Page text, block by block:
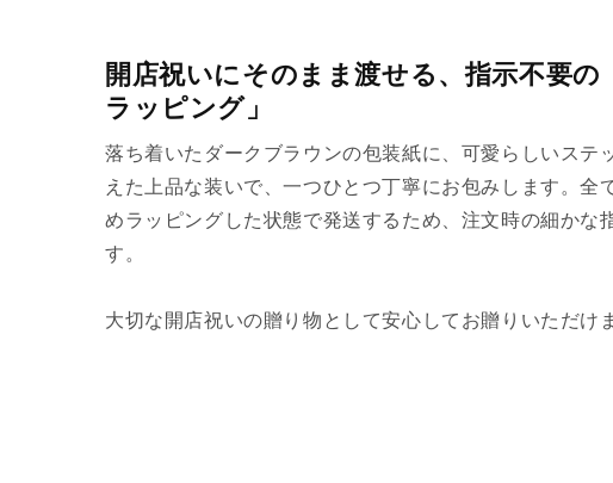
開店祝いにそのまま渡せる、指示不要の
ラッピング」
落ち着いたダークブラウンの包装紙に、可愛らしいステ
えた上品な装いで、一つひとつ丁寧にお包みします。全
めラッピングした状態で発送するため、注文時の細かな
す。
大切な開店祝いの贈り物として安心してお贈りいただけ